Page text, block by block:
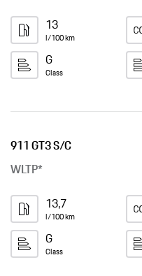
13
l/100 km
G
Class
911 GT3 S/C
WLTP*
13,7
l/100 km
G
Class